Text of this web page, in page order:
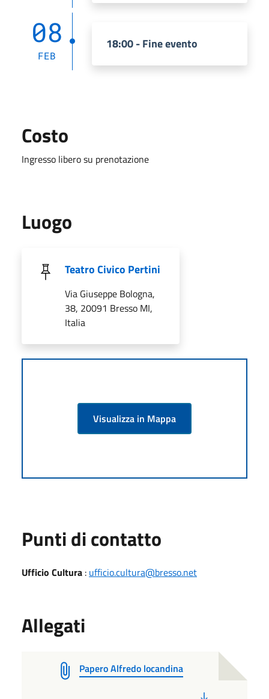
08
FEB
18:00 - Fine evento
Costo
Ingresso libero su prenotazione
Luogo
Teatro Civico Pertini
Via Giuseppe Bologna,
38, 20091 Bresso MI,
Italia
Visualizza in Mappa
Punti di contatto
Ufficio Cultura : ufficio.cultura@bresso.net
Allegati
Papero Alfredo locandina